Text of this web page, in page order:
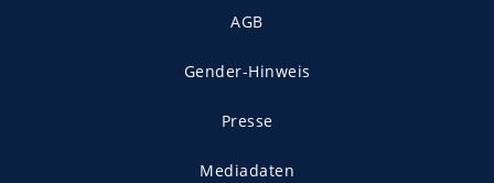
AGB
Gender-Hinweis
Presse
Mediadaten